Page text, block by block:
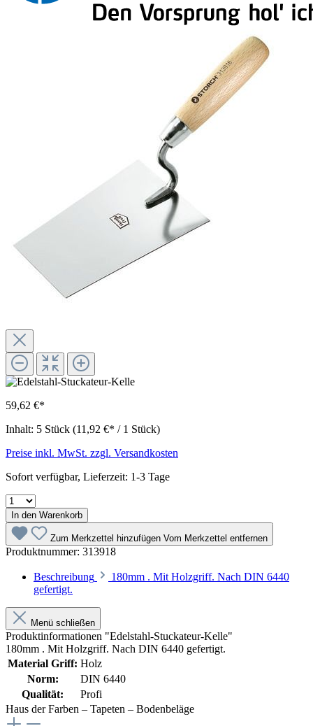
59,62 €*
Inhalt: 5 Stück (11,92 €* / 1 Stück)
Preise inkl. MwSt. zzgl. Versandkosten
Sofort verfügbar, Lieferzeit: 1-3 Tage
In den Warenkorb
Zum Merkzettel hinzufügen Vom Merkzettel entfernen
Produktnummer: 313918
Beschreibung
180mm . Mit Holzgriff. Nach DIN 6440
gefertigt.
Menü schließen
Produktinformationen "Edelstahl-Stuckateur-Kelle"
180mm . Mit Holzgriff. Nach DIN 6440 gefertigt.
Material Griff: Holz
Norm:
DIN 6440
Qualität:
Profi
Haus der Farben – Tapeten – Bodenbeläge